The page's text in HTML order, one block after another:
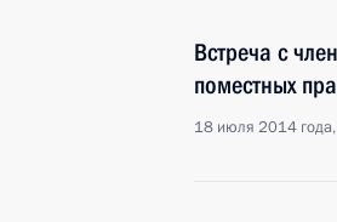
Встреча с
поместных
18 июля 2014